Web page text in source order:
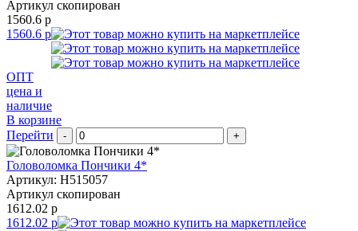
Артикул скопирован
1560.6 р
1560.6 р
ОПТ
цена и
наличие
В корзине
Перейти
- +
Головоломка Пончики 4*
Артикул: H515057
Артикул скопирован
1612.02 р
1612.02 р